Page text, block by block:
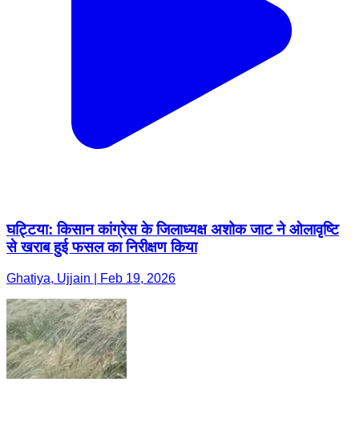
घट्टिया: किसान कांग्रेस के जिलाध्यक्ष अशोक जाट ने ओलावृष्टि
से खराब हुई फसल का निरीक्षण किया
Ghatiya, Ujjain | Feb 19, 2026